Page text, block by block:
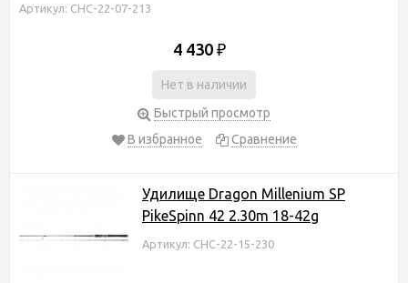
Артикул: CHC-22-07-213
4 430 ₽
Нет в наличии
Быстрый просмотр
В избранное
Сравнение
Удилище Dragon Millenium SP
PikeSpinn 42 2.30m 18-42g
Артикул: CHC-22-15-230